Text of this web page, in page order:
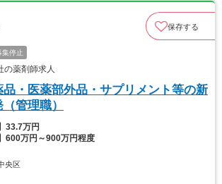
保存する
集停止
薬剤師求人
品・医薬部外品・サプリメント等の新
管理職）
33.7万円
600万円～900万円程度
央区